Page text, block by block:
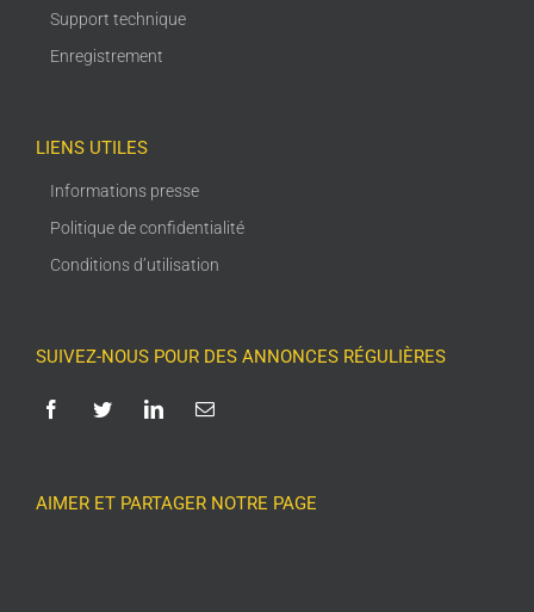
Support technique
Enregistrement
LIENS UTILES
Informations presse
Politique de confidentialité
Conditions d’utilisation
SUIVEZ-NOUS POUR DES ANNONCES RÉGULIÈRES
AIMER ET PARTAGER NOTRE PAGE